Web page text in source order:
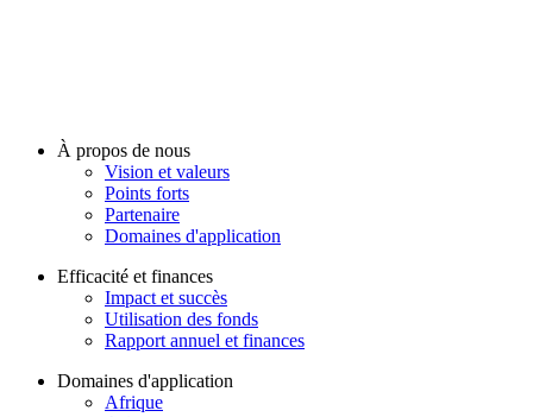
À propos de nous
Vision et valeurs
Points forts
Partenaire
Domaines d'application
Efficacité et finances
Impact et succès
Utilisation des fonds
Rapport annuel et finances
Domaines d'application
Afrique